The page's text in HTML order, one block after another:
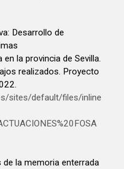
Desarrollo de
en la provincia de Sevilla.
realizados. Proyecto
sites/default/files/inline
de la memoria enterrada